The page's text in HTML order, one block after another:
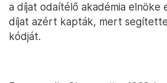
a díjat odaítélő akadémia elnöke
díjat azért kapták, mert
kódját.